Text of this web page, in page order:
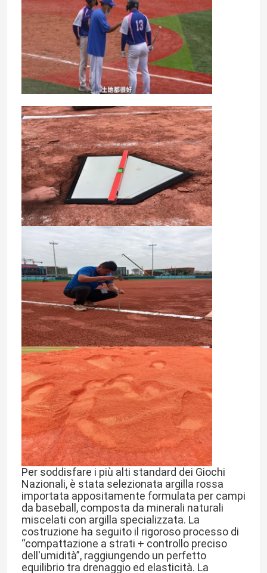
Casa.
Prodotti
Video
Per soddisfare i più alti standard dei Giochi
Nazionali, è stata selezionata argilla rossa
importata appositamente formulata per campi
da baseball, composta da minerali naturali
miscelati con argilla specializzata. La
costruzione ha seguito il rigoroso processo di
“compattazione a strati + controllo preciso
dell'umidità”, raggiungendo un perfetto
equilibrio tra drenaggio ed elasticità. La